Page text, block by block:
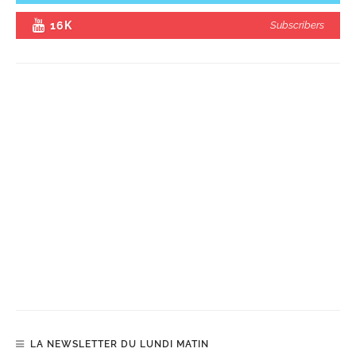
16K Subscribers
LA NEWSLETTER DU LUNDI MATIN